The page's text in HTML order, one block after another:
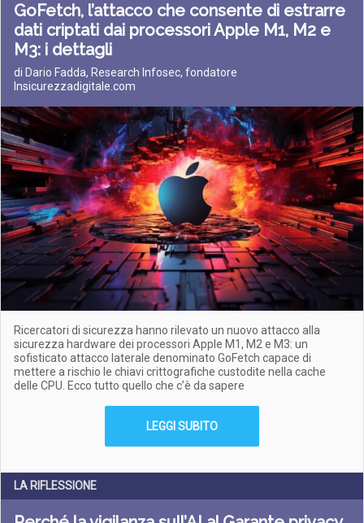
GoFetch, l’attacco che consente di estrarre
dati criptati dai processori Apple M1, M2 e
M3: i dettagli
di Dario Fadda, Research Infosec, fondatore
Insicurezzadigitale.com
Ricercatori di sicurezza hanno rilevato un nuovo attacco alla
sicurezza hardware dei processori Apple M1, M2 e M3: un
sofisticato attacco laterale denominato GoFetch capace di
mettere a rischio le chiavi crittografiche custodite nella cache
delle CPU. Ecco tutto quello che c’è da sapere
LEGGI SUBITO
LA RIFLESSIONE